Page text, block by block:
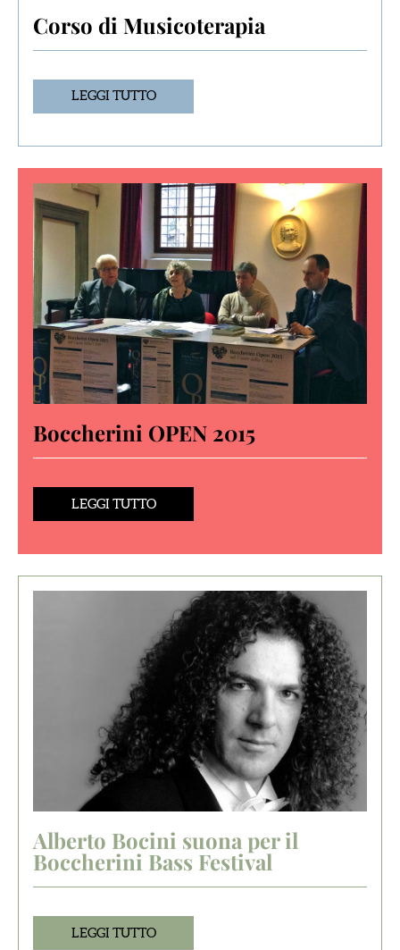
Corso di Musicoterapia
LEGGI TUTTO
Boccherini OPEN 2015
LEGGI TUTTO
Alberto Bocini suona per il
Boccherini Bass Festival
LEGGI TUTTO